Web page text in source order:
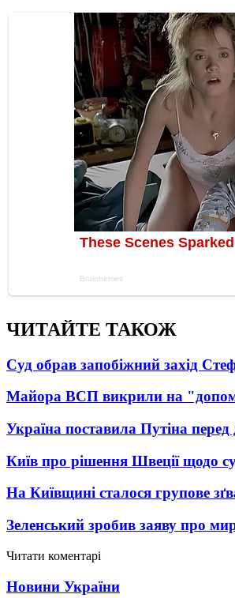
ЧИТАЙТЕ ТАКОЖ
Суд обрав запобіжний захід
Майора ВСП викрили на
Україна поставила Путіна
Київ про рішення Швеції щодо
На Київщині сталося групове
Зеленський зробив заяву про
Читати коментарі
Новини України